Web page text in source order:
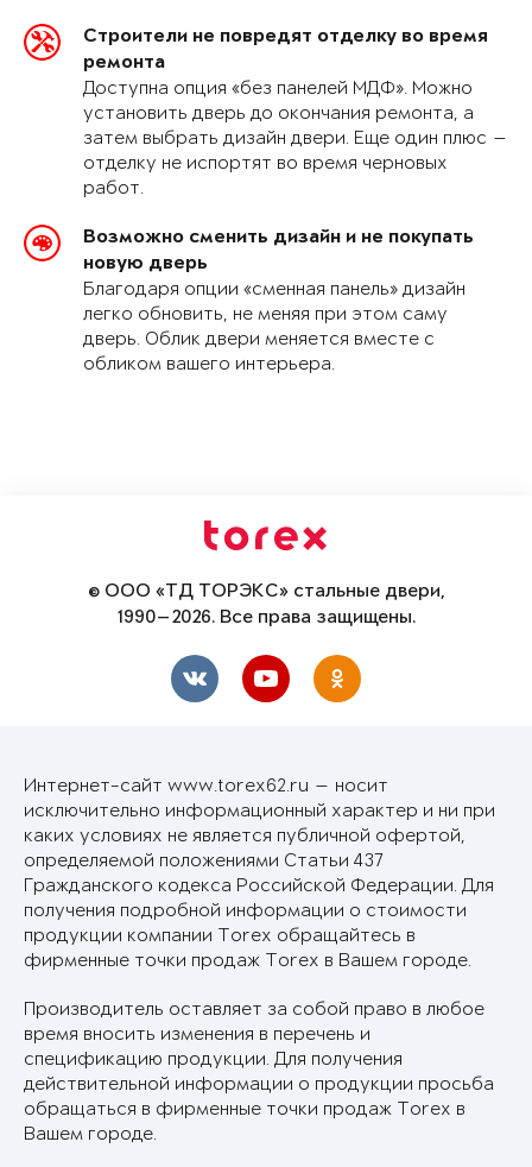
Строители не повредят отделку во время
ремонта
Доступна опция «без панелей МДФ». Можно
установить дверь до окончания ремонта, а
затем выбрать дизайн двери. Еще один плюс —
отделку не испортят во время черновых
работ.
Возможно сменить дизайн и не покупать
новую дверь
Благодаря опции «сменная панель» дизайн
легко обновить, не меняя при этом саму
дверь. Облик двери меняется вместе с
обликом вашего интерьера.
© ООО «ТД ТОРЭКС» стальные двери,
1990—2026. Все права защищены.
Интернет-сайт www.torex62.ru — носит
исключительно информационный характер и ни при
каких условиях не является публичной офертой,
определяемой положениями Статьи 437
Гражданского кодекса Российской Федерации. Для
получения подробной информации о стоимости
продукции компании Torex обращайтесь в
фирменные точки продаж Torex в Вашем городе.
Производитель оставляет за собой право в любое
время вносить изменения в перечень и
спецификацию продукции. Для получения
действительной информации о продукции просьба
обращаться в фирменные точки продаж Torex в
Вашем городе.